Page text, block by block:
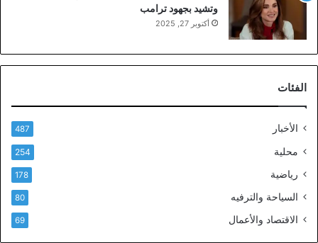
وتشيد بجهود ترامب
أكتوبر 27, 2025
الفئات
الأخبار 487
محلية 254
رياضية 178
السياحة والترفيه 80
الاقتصاد والأعمال 69